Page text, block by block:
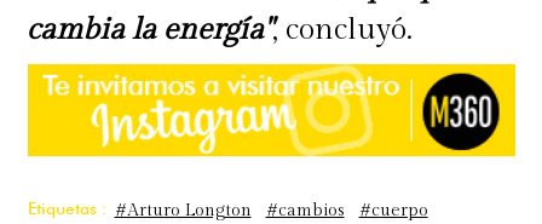
cambia la energía", concluyó.
Etiquetas : #Arturo Longton #cambios
#cuerpo